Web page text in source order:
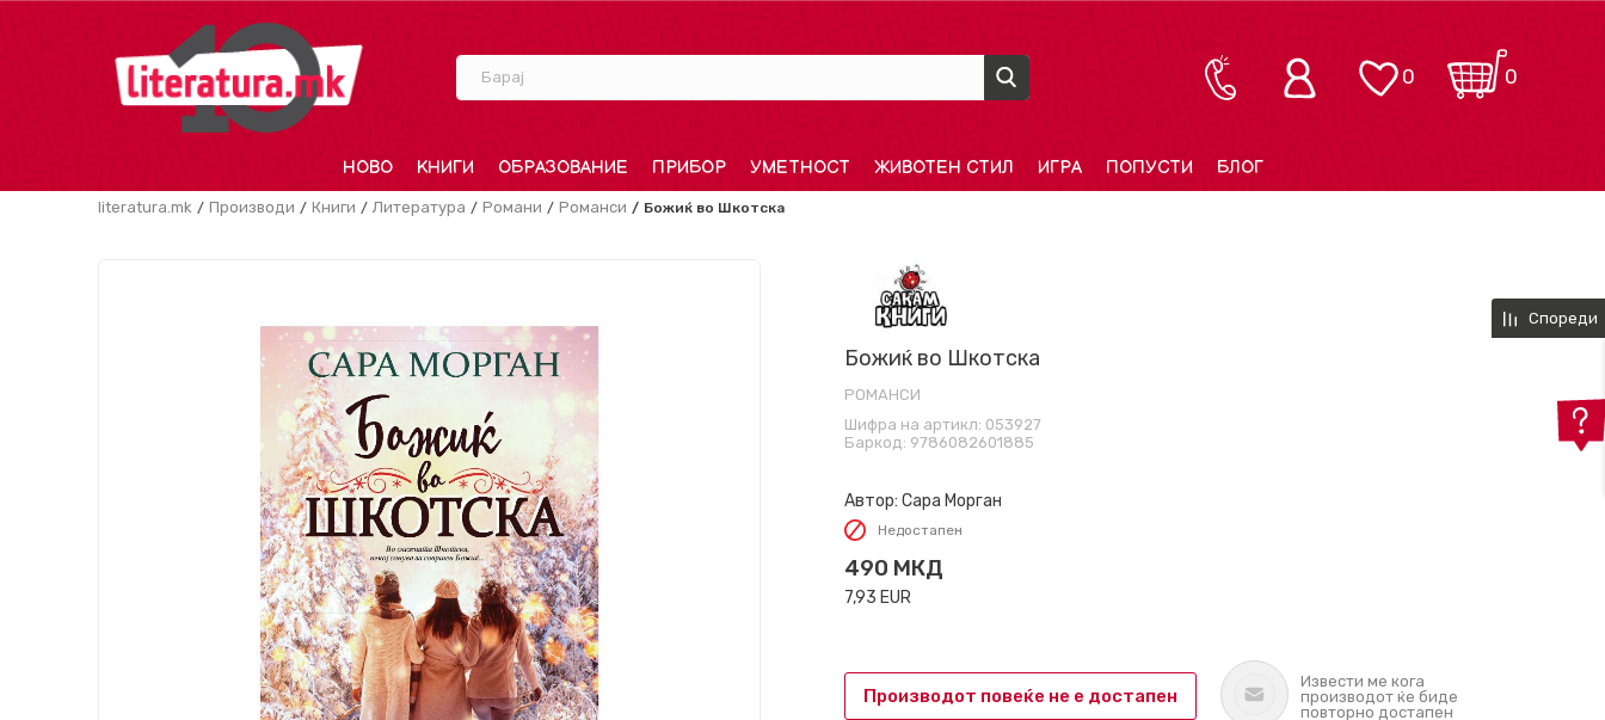
Барај 0
0
НОВО КНИГИ ОБРАЗОВАНИЕ ПРИБОР УМЕТНОСТ ЖИВОТЕН СТИЛ ИГРА ПОПУСТИ БЛОГ
literatura.mk Производи Книги Литература Романи Романси Божиќ во Шкотска
Божиќ во Шкотска
РОМАНСИ
Шифра на артикл: 053927
Баркод: 9786082601885
Автор: Сара Морган
Недостапен
490 МКД
7,93 EUR
Производот повеќе не е достапен
Извести ме кога
производот ќе биде
повторно достапен
Спореди